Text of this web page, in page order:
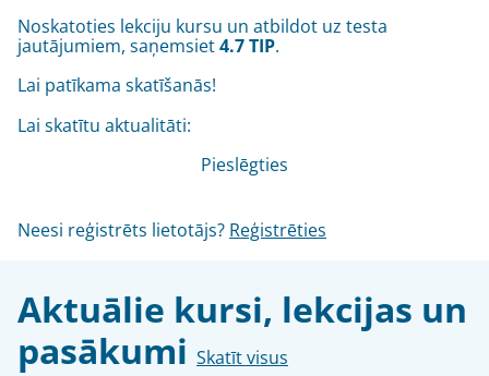
Noskatoties lekciju kursu un atbildot uz testa
jautājumiem, saņemsiet4.7 TIP.
Lai patīkama skatīšanās!
Lai skatītu aktualitāti:
Pieslēgties
Neesi reģistrēts lietotājs? Reģistrēties
Aktuālie kursi, lekcijas un
pasākumi Skatīt visus